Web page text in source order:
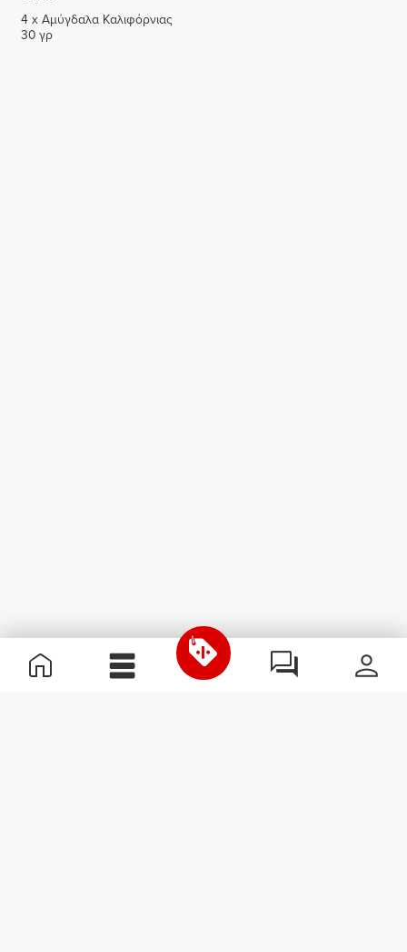
4 x Αμύγδαλα Καλιφόρνιας
30 γρ